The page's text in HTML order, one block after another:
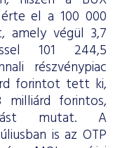
el a 100 000
amely végül 3,7
101 244,5
részvénypiac
forintot tett ki,
milliárd forintos,
mutat. A
is az OTP